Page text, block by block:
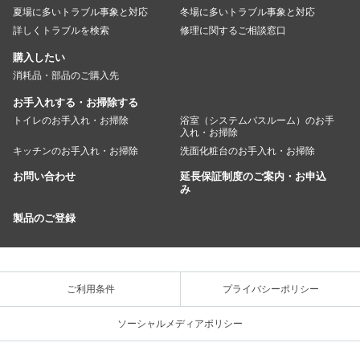
夏場に多いトラブル事象と対応
冬場に多いトラブル事象と対応
詳しくトラブルを検索
修理に関するご相談窓口
購入したい
消耗品・部品のご購入先
お手入れする・お掃除する
トイレのお手入れ・お掃除
浴室（システムバスルーム）のお手
入れ・お掃除
キッチンのお手入れ・お掃除
洗面化粧台のお手入れ・お掃除
お問い合わせ
延長保証制度のご案内・お申込
み
製品のご登録
ご利用条件 プライバシーポリシー
ソーシャルメディアポリシー